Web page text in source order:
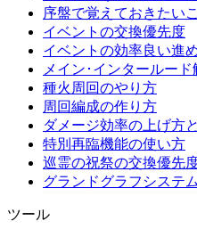
序盤で覚えておきたい
イベントの交換優先度
イベントの効率良い進
メイン･インタールード
種火周回のやり方
周回編成の作り方
ダメージ効率の上げ方
特別再臨機能の使い方
巡霊の祝祭の交換優先
グランドグラフシステム
ツール